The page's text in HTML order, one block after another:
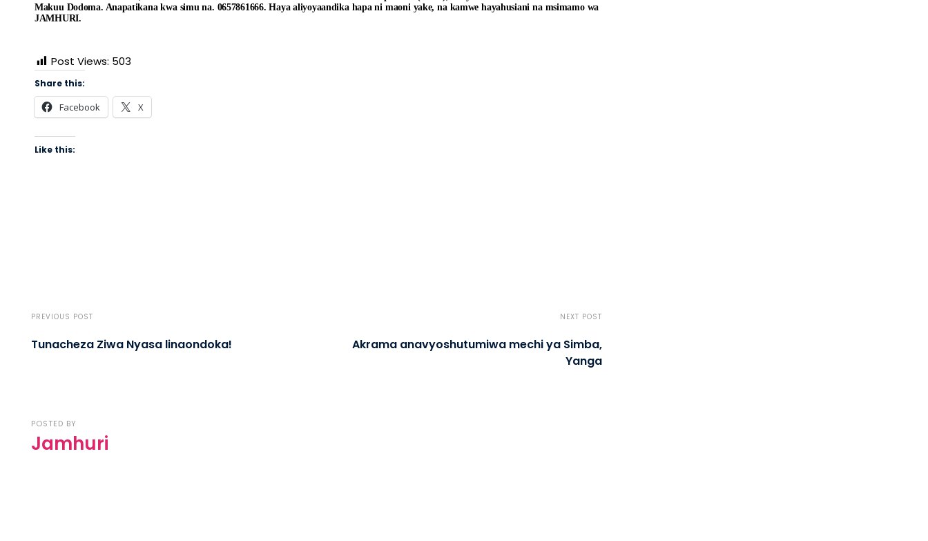
Makuu Dodoma. Anapatikana kwa simu na. 0657861666. Haya aliyoyaandika hapa ni maoni yake, na kamwe hayahusiani na msimamo wa
JAMHURI.
Post Views: 503
Share this:
Facebook X
Like this:
PREVIOUS POST
Tunacheza Ziwa Nyasa linaondoka!
NEXT POST
Akrama anavyoshutumiwa mechi ya Simba,
Yanga
POSTED BY
Jamhuri